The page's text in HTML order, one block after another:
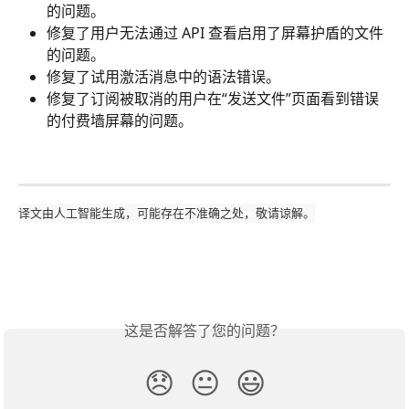
的问题。
修复了用户无法通过 API 查看启用了屏幕护盾的文件
的问题。
修复了试用激活消息中的语法错误。
修复了订阅被取消的用户在“发送文件”页面看到错误
的付费墙屏幕的问题。
译文由人工智能生成，可能存在不准确之处，敬请谅解。
这是否解答了您的问题？
😞 😐 😃